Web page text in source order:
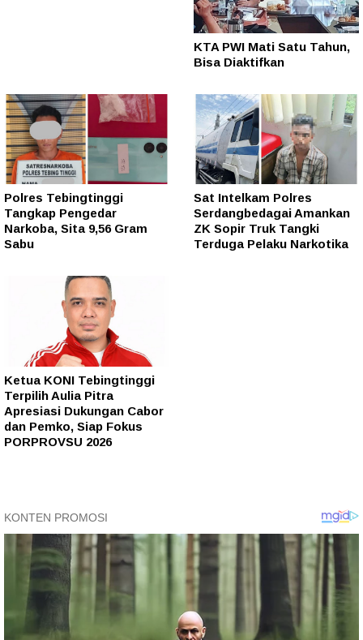
KTA PWI Mati Satu Tahun,
Bisa Diaktifkan
Polres Tebingtinggi
Tangkap Pengedar
Narkoba, Sita 9,56 Gram
Sabu
Sat Intelkam Polres
Serdangbedagai Amankan
ZK Sopir Truk Tangki
Terduga Pelaku Narkotika
Ketua KONI Tebingtinggi
Terpilih Aulia Pitra
Apresiasi Dukungan Cabor
dan Pemko, Siap Fokus
PORPROVSU 2026